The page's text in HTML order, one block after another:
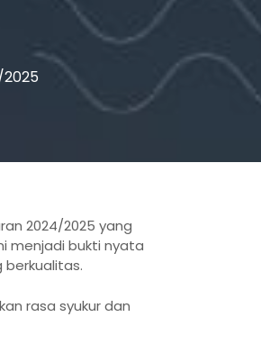
2025
2024/2025 yang
menjadi bukti nyata
rasa syukur dan